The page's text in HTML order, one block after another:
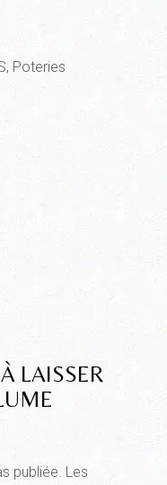
, Poteries
LAISSER
publiée. Les